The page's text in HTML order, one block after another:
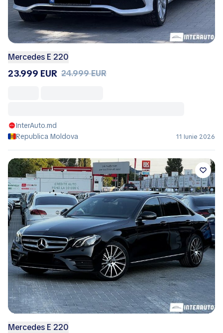
Mercedes E 220
23.999 EUR 24.999 EUR
InterAuto.md
Republica Moldova
11 Iunie 2026
Mercedes E 220